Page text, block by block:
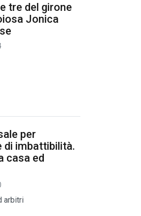
tre del girone
Jonica
per
di imbattibilità.
casa ed
arbitri